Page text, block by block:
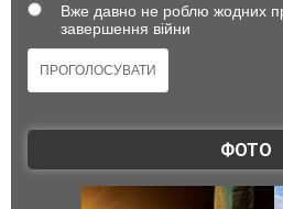
Вже давно не роблю жодних
завершення війни
ФОТО